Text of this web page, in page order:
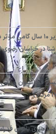
حسین گرایلی: جشنواره شنای زیر ۱۰ سال گامی
در خراسان
فدراسیون
هنری بانوان